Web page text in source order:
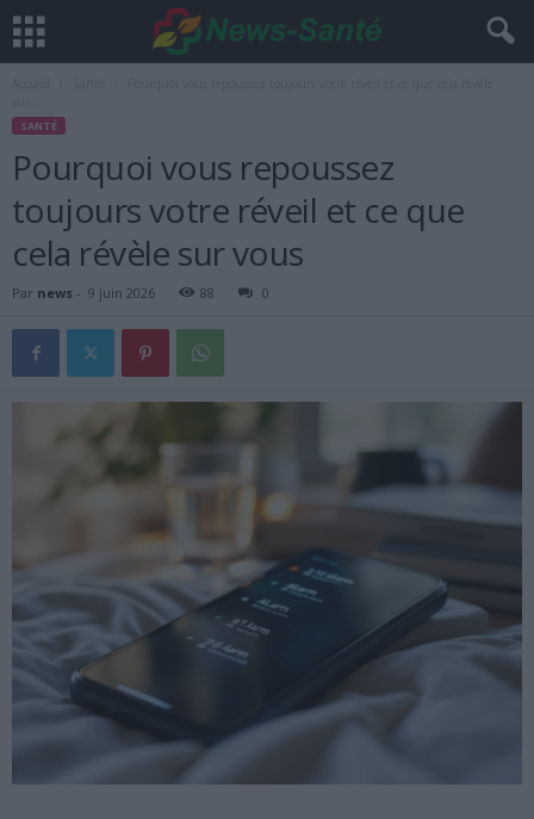
SANTÉ
Pourquoi vous repoussez
toujours votre réveil et ce que
cela révèle sur vous
Par news - 9 juin 2026 88 0